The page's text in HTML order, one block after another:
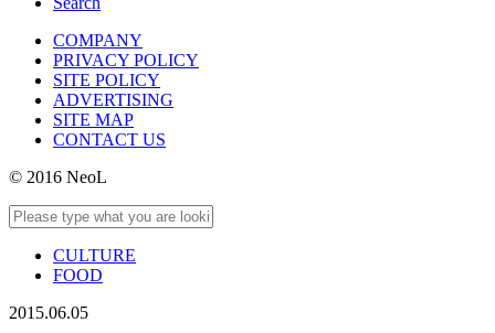
COMPANY
PRIVACY POLICY
SITE POLICY
ADVERTISING
SITE MAP
CONTACT US
© 2016 NeoL
CULTURE
FOOD
2015.06.05